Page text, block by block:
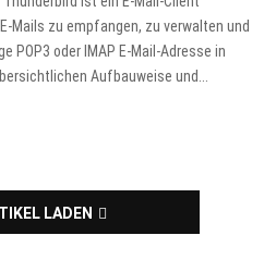
Mails zu empfangen, zu verwalten und
POP3 oder IMAP E-Mail-Adresse in
Aufbauweise und...
LADEN